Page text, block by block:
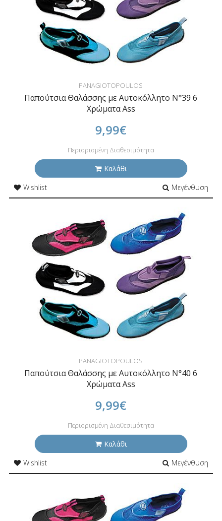
PANAGIOTOPOULOS
Παπούτσια Θαλάσσης με Αυτοκόλλητο N°39 6
Χρώματα Ass
9,99€
Περιορισμένη Διαθεσιμότητα
Καλάθι
Wishlist
Μεγένθυση
PANAGIOTOPOULOS
Παπούτσια Θαλάσσης με Αυτοκόλλητο N°40 6
Χρώματα Ass
9,99€
Περιορισμένη Διαθεσιμότητα
Καλάθι
Wishlist
Μεγένθυση